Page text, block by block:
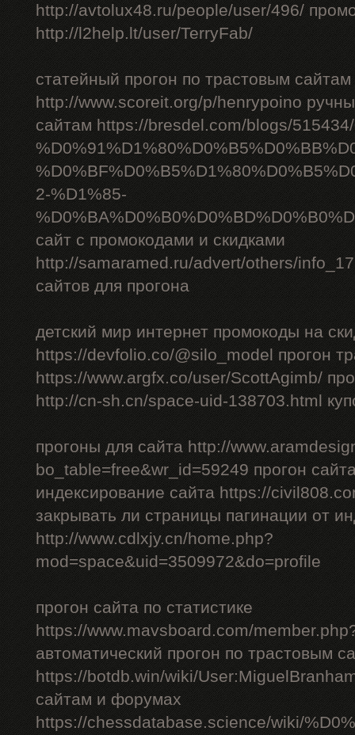
http://avtolux48.ru/people/user/496/
http://l2help.lt/user/TerryFab/
статейный прогон по трастовым сайтам
http://www.scoreit.org/p/henrypoino
сайтам https://bresdel.com/blogs/
2-%D1%85-
сайт с промокодами и скидками
http://samaramed.ru/advert/others/
сайтов для прогона
детский мир интернет промокоды на
https://devfolio.co/@silo_model прогон
https://www.argfx.co/user/ScottAgimb/
http://cn-sh.cn/space-uid-138703.html
прогоны для сайта http://
bo_table=free&wr_id=59249 прогон
индексирование сайта https://
закрывать ли страницы пагинации от
http://www.cdlxjy.cn/home.php?
mod=space&uid=3509972&do=profile
прогон сайта по статистике
https://www.mavsboard.com/
автоматический прогон по трастовым
https://botdb.win/wiki/
сайтам и форумах
https://chessdatabase.science/wiki/